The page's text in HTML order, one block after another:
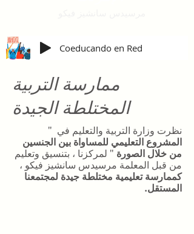
Coeducando en Red
ممارسة التربية
المختلطة الجيدة
نظرت وزارة التربية والتعليم في "
المشروع التعليمي للمساواة بين الجنسين
من خلال الصورة " لمركزنا ، بتنسيق وتعليم
من قبل المعلمة مرسيدس سانشيز فيكو ،
كممارسة تعليمية مختلطة جيدة لمجتمعنا
المستقل.